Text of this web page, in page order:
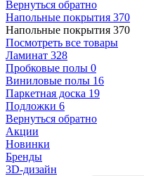
Вернуться обратно
Напольные покрытия 370
Напольные покрытия 370
Посмотреть все товары
Ламинат 328
Пробковые полы 0
Виниловые полы 16
Паркетная доска 19
Подложки 6
Вернуться обратно
Акции
Новинки
Бренды
3D-дизайн